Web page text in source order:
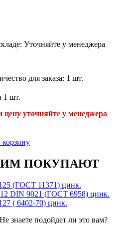
Уточняйте у менеджера
для заказа: 1 шт.
1 шт.
цену уточняйте у менеджера
ПОКУПАЮТ
(ГОСТ 11371) цинк.
DIN 9021 (ГОСТ 6958) цинк.
( 6402-70) цинк.
знаете подойдет ли это вам?